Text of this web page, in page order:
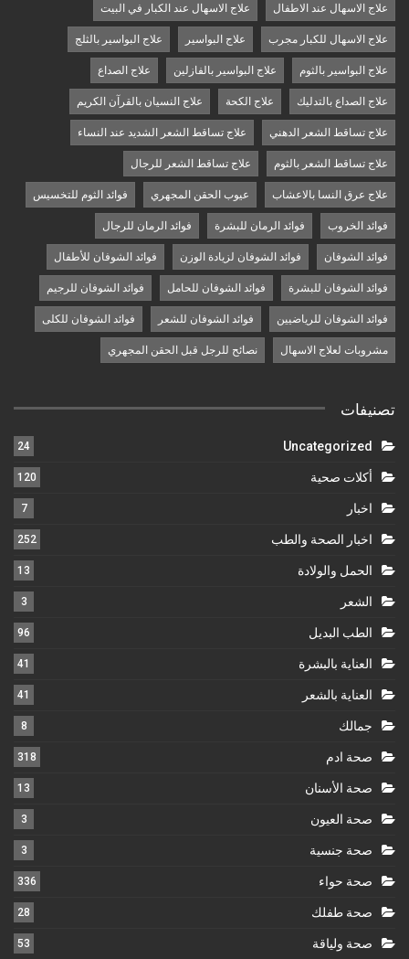
علاج الاسهال عند الاطفال علاج الاسهال عند الكبار في البيت
علاج الاسهال للكبار مجرب علاج البواسير علاج البواسير بالثلج
علاج البواسير بالثوم علاج البواسير بالفازلين علاج الصداع
علاج الصداع بالتدليك علاج الكحة علاج النسيان بالقرآن الكريم
علاج تساقط الشعر الدهني علاج تساقط الشعر الشديد عند النساء
علاج تساقط الشعر بالثوم علاج تساقط الشعر للرجال
علاج عرق النسا بالاعشاب عيوب الحقن المجهري فوائد الثوم للتخسيس
فوائد الخروب فوائد الرمان للبشرة فوائد الرمان للرجال
فوائد الشوفان فوائد الشوفان لزيادة الوزن فوائد الشوفان للأطفال
فوائد الشوفان للبشرة فوائد الشوفان للحامل فوائد الشوفان للرجيم
فوائد الشوفان للرياضيين فوائد الشوفان للشعر فوائد الشوفان للكلى
مشروبات لعلاج الاسهال نصائح للرجل قبل الحقن المجهري
تصنيفات
Uncategorized
24
أكلات صحية 120
اخبار 7
اخبار الصحة والطب 252
الحمل والولادة 13
الشعر 3
الطب البديل 96
العناية بالبشرة 41
العناية بالشعر 41
جمالك 8
صحة ادم 318
صحة الأسنان 13
صحة العيون 3
صحة جنسية 3
صحة حواء 336
صحة طفلك 28
صحة ولياقة 53